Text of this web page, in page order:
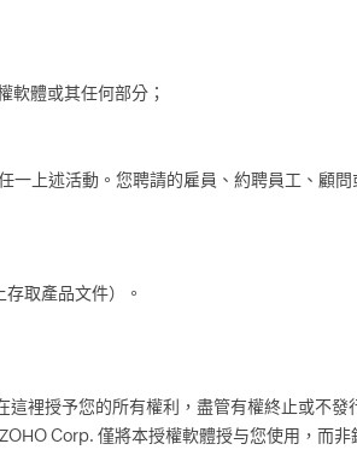
軟體或其任何部分；
上述活動。您聘請的雇員、約聘員工、顧問
取產品文件）。
裡授予您的所有權利，盡管有權終止或不
Corp. 僅將本授權軟體授与您使用，而非